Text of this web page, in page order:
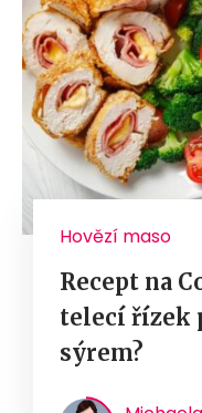
Hovězí maso
Recept na
telecí řízek
sýrem?